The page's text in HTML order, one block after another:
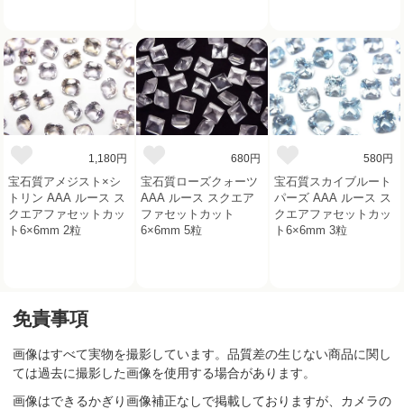
1,180円
宝石質アメジスト×シ
トリン AAA ルース ス
クエアファセットカッ
ト6×6mm 2粒
680円
宝石質ローズクォーツ
AAA ルース スクエア
ファセットカット
6×6mm 5粒
580円
宝石質スカイブルート
パーズ AAA ルース ス
クエアファセットカッ
ト6×6mm 3粒
免責事項
画像はすべて実物を撮影しています。品質差の生じない商品に関し
ては過去に撮影した画像を使用する場合があります。
画像はできるかぎり画像補正なしで掲載しておりますが、カメラの